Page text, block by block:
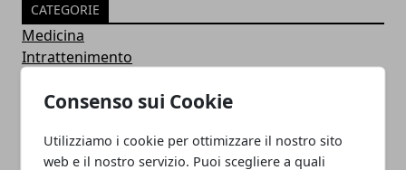
Consenso sui Cookie
Utilizziamo i cookie per ottimizzare il nostro sito
web e il nostro servizio. Puoi scegliere a quali
CATEGORIE
Medicina
Intrattenimento
Economia
ARTICOLI POPOLARI